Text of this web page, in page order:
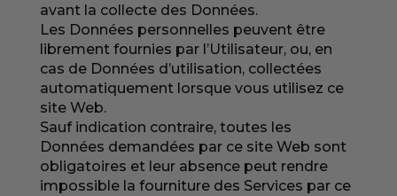
avant la collecte des Données.
Les Données personnelles peuvent être
librement fournies par l’Utilisateur, ou, en
cas de Données d’utilisation, collectées
automatiquement lorsque vous utilisez ce
site Web.
Sauf indication contraire, toutes les
Données demandées par ce site Web sont
obligatoires et leur absence peut rendre
impossible la fourniture des Services par ce